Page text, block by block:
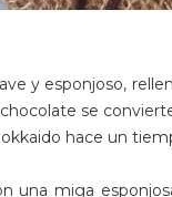
y esponjoso,
se
hace un
una miga